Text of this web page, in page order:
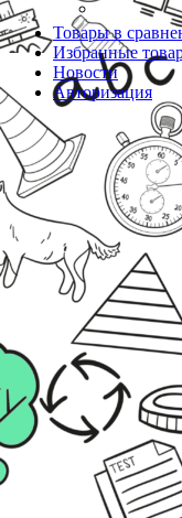
Товары в
Избранные
Новости
Авторизация